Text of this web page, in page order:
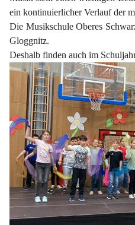
ein kontinuierlicher Verlauf der
Die Musikschule Oberes
Gloggnitz.
Deshalb finden auch im